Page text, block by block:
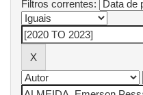
Filtros correntes: